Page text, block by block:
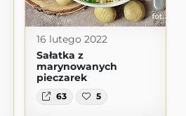
16 lutego 2022
Sałatka z
marynowanych
pieczarek
63 5